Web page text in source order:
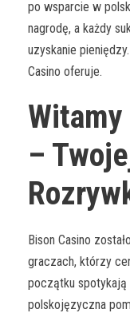
po wsparcie w
nagrodę, a każdy
uzyskanie
Casino oferuje.
–
Bison Casino
graczach, którzy
początku spotykają
polskojęzyczna